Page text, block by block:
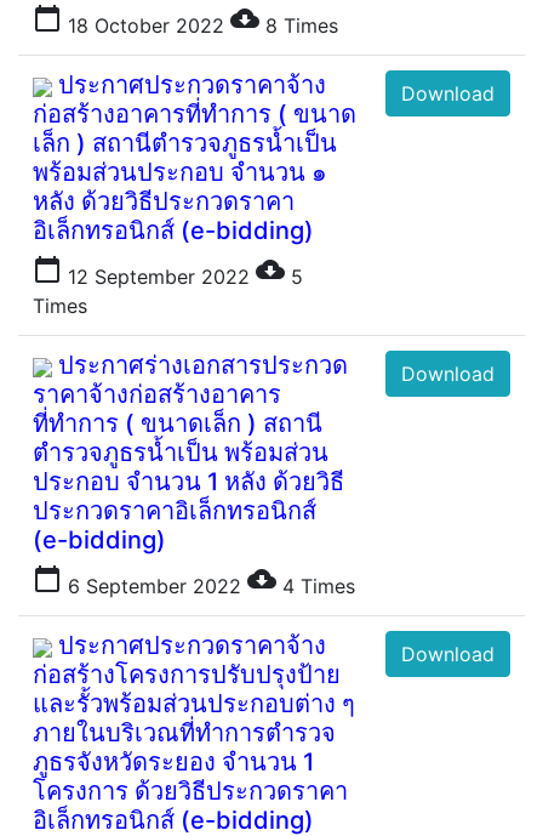
calendar_today 18 October 2022 cloud_download 8 Times
ประกาศประกวดราคาจ้าง
ก่อสร้างอาคารที่ทำการ ( ขนาด
เล็ก ) สถานีตำรวจภูธรน้ำเป็น
พร้อมส่วนประกอบ จำนวน ๑
หลัง ด้วยวิธีประกวดราคา
อิเล็กทรอนิกส์ (e-bidding)
calendar_today 12 September 2022 cloud_download 5
Times
Download
ประกาศร่างเอกสารประกวด
ราคาจ้างก่อสร้างอาคาร
ที่ทำการ ( ขนาดเล็ก ) สถานี
ตำรวจภูธรน้ำเป็น พร้อมส่วน
ประกอบ จำนวน 1 หลัง ด้วยวิธี
ประกวดราคาอิเล็กทรอนิกส์
(e-bidding)
calendar_today 6 September 2022 cloud_download 4 Times
Download
ประกาศประกวดราคาจ้าง
ก่อสร้างโครงการปรับปรุงป้าย
และรั้วพร้อมส่วนประกอบต่าง ๆ
ภายในบริเวณที่ทำการตำรวจ
ภูธรจังหวัดระยอง จำนวน 1
โครงการ ด้วยวิธีประกวดราคา
อิเล็กทรอนิกส์ (e-bidding)
Download